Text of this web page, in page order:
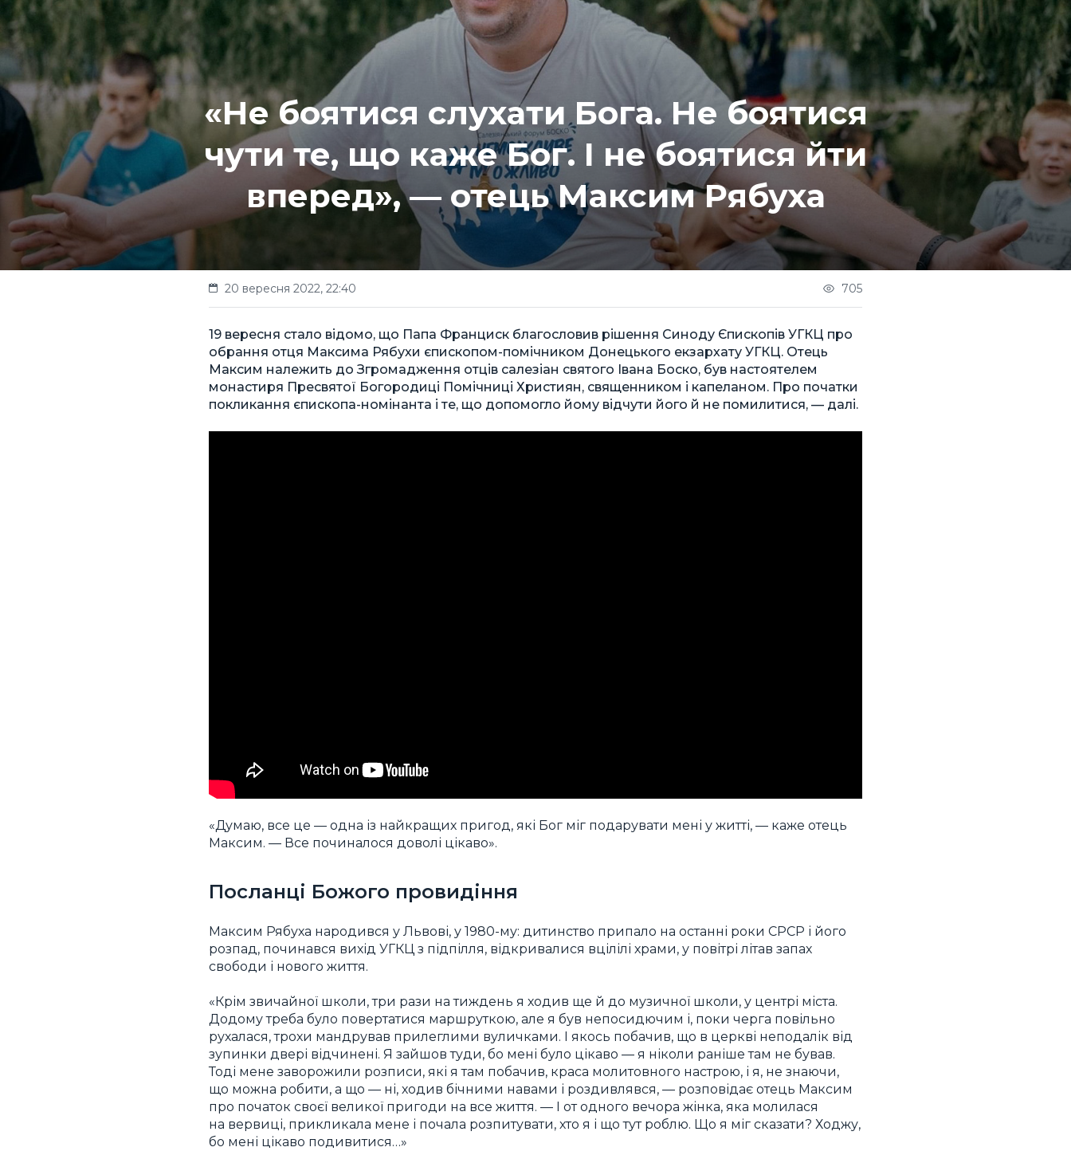
«Не боятися слухати Бога. Не боятися
чути те, що каже Бог. І не боятися йти
вперед», — отець Максим Рябуха
20 вересня 2022, 22:40 705
19 вересня стало відомо, що Папа Франциск благословив рішення Синоду Єпископів УГКЦ про
обрання отця Максима Рябухи єпископом-помічником Донецького екзархату УГКЦ. Отець
Максим належить до Згромадження отців салезіан святого Івана Боско, був настоятелем
монастиря Пресвятої Богородиці Помічниці Християн, священником і капеланом. Про початки
покликання єпископа-номінанта і те, що допомогло йому відчути його й не помилитися, — далі.
«Думаю, все це — одна із найкращих пригод, які Бог міг подарувати мені у житті, — каже отець
Максим. — Все починалося доволі цікаво».
Посланці Божого провидіння
Максим Рябуха народився у Львові, у 1980-му: дитинство припало на останні роки СРСР і його
розпад, починався вихід УГКЦ з підпілля, відкривалися вцілілі храми, у повітрі літав запах
свободи і нового життя.
«Крім звичайної школи, три рази на тиждень я ходив ще й до музичної школи, у центрі міста.
Додому треба було повертатися маршруткою, але я був непосидючим і, поки черга повільно
рухалася, трохи мандрував прилеглими вуличками. І якось побачив, що в церкві неподалік від
зупинки двері відчинені. Я зайшов туди, бо мені було цікаво — я ніколи раніше там не бував.
Тоді мене заворожили розписи, які я там побачив, краса молитовного настрою, і я, не знаючи,
що можна робити, а що — ні, ходив бічними навами і роздивлявся, — розповідає отець Максим
про початок своєї великої пригоди на все життя. — І от одного вечора жінка, яка молилася
на вервиці, прикликала мене і почала розпитувати, хто я і що тут роблю. Що я міг сказати? Ходжу,
бо мені цікаво подивитися…»